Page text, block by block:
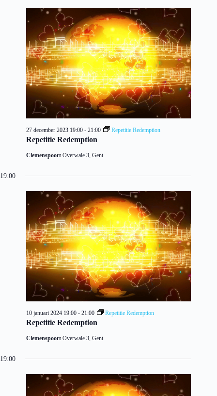
Repetitie Redemption
27 december 2023 19:00 - 21:00 Repetitie Redemption
Clemenspoort Overwale 3, Gent
19:00
Repetitie Redemption
10 januari 2024 19:00 - 21:00 Repetitie Redemption
Clemenspoort Overwale 3, Gent
19:00